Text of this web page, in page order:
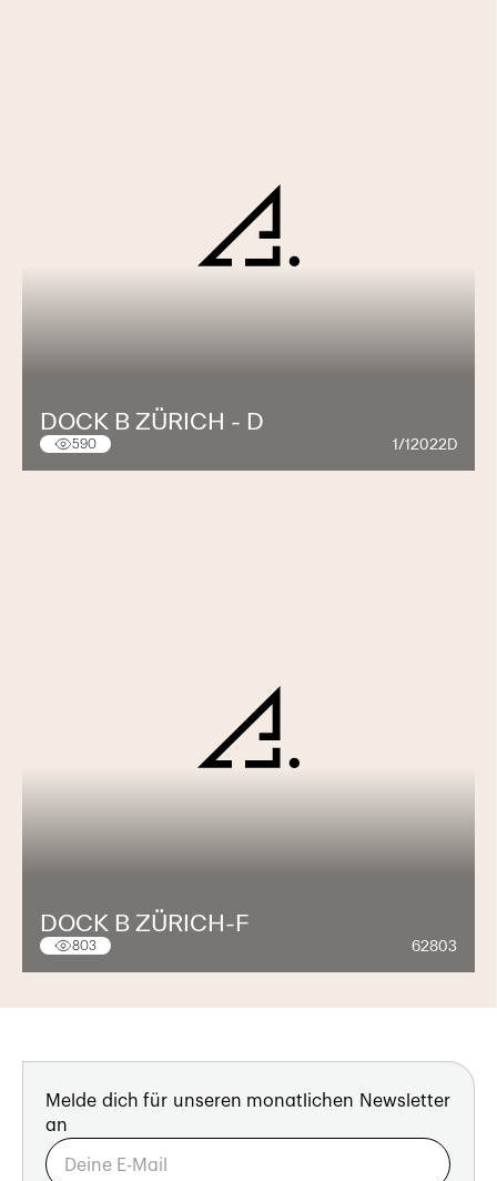
DOCK B ZÜRICH - D
590 1/12022D
DOCK B ZÜRICH-F
803 62803
Melde dich für unseren monatlichen Newsletter
an